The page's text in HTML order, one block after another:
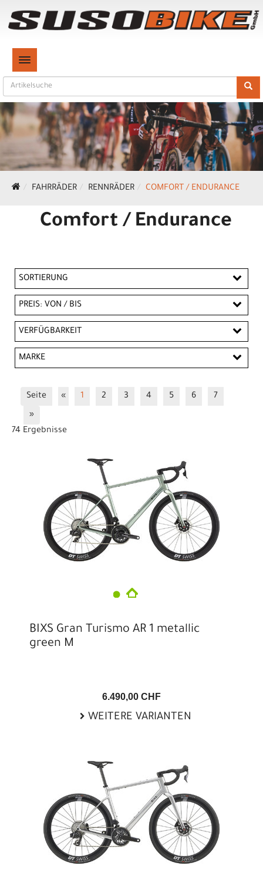
TOGGLE NAVIGATION
FAHRRÄDER RENNRÄDER COMFORT / ENDURANCE
Comfort / Endurance
SORTIERUNG
PREIS: VON / BIS
CHF
VERFÜGBARKEIT
MARKE
Seite « 1 2 3 4 5 6
7
»
74 Ergebnisse
BIXS Gran Turismo AR 1 metallic
green M
6.490,00 CHF
WEITERE VARIANTEN